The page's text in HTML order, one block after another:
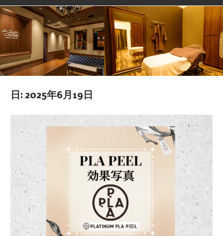
ッ
プ
日: 2025年6月19日